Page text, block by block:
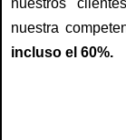
nuestros
nuestra
incluso el 60%.